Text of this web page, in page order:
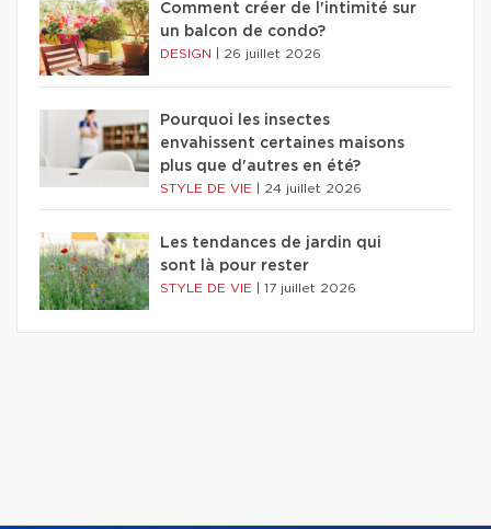
Comment créer de l'intimité sur
un balcon de condo?
DESIGN 26 juillet 2026
Pourquoi les insectes
envahissent certaines maisons
plus que d'autres en été?
STYLE DE VIE 24 juillet 2026
Les tendances de jardin qui
sont là pour rester
STYLE DE VIE 17 juillet 2026